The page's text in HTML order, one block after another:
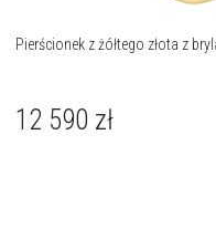
Pierścionek z żółtego złota z
12 590 zł